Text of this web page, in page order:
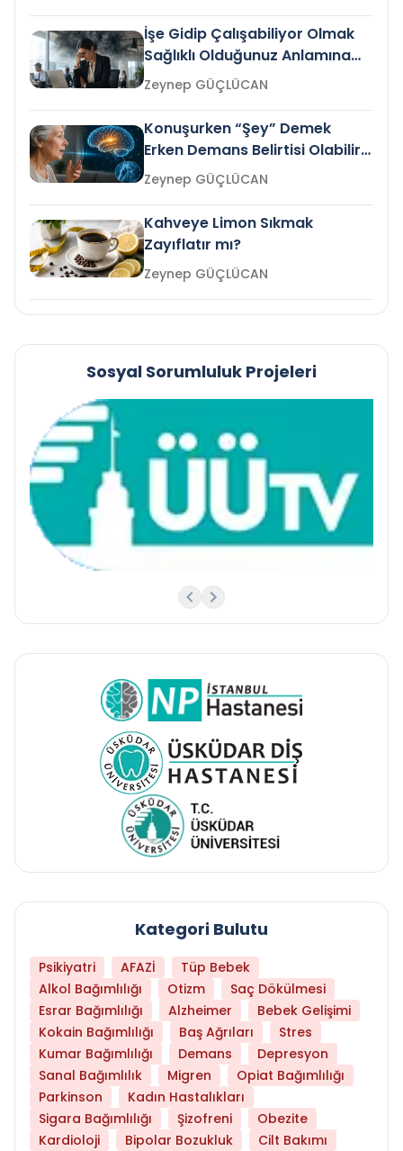
İşe Gidip Çalışabiliyor Olmak
Sağlıklı Olduğunuz Anlamına
Gelir mi?Zeynep GÜÇLÜCAN
Konuşurken “Şey” Demek
Erken Demans Belirtisi Olabilir
mi?
Zeynep GÜÇLÜCAN
Kahveye Limon Sıkmak
Zayıflatır mı?
Zeynep GÜÇLÜCAN
Sosyal Sorumluluk Projeleri
Kategori Bulutu
Psikiyatri AFAZİ
Tüp Bebek
Alkol Bağımlılığı
Otizm
Saç Dökülmesi
Esrar Bağımlılığı
Alzheimer
Bebek Gelişimi
Kokain Bağımlılığı
Baş Ağrıları
Stres
Kumar Bağımlılığı
Demans
Depresyon
Sanal Bağımlılık
Migren
Opiat Bağımlılığı
Parkinson
Kadın Hastalıkları
Sigara Bağımlılığı
Şizofreni
Obezite
Kardioloji
Bipolar Bozukluk Cilt Bakımı